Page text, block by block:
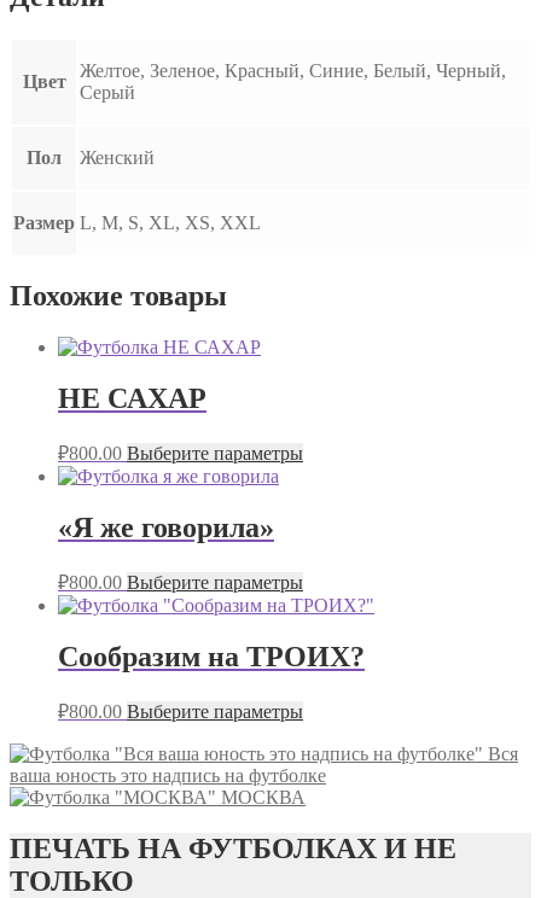
Цвет
Желтое, Зеленое, Красный, Синие, Белый, Черный,
Серый
Пол Женский
Размер L, M, S, XL, XS, XXL
Похожие товары
НЕ САХАР
₽800.00 Выберите параметры
«Я же говорила»
₽800.00 Выберите параметры
Сообразим на ТРОИХ?
₽800.00 Выберите параметры
Вся
ваша юность это надпись на футболке
МОСКВА
ПЕЧАТЬ НА ФУТБОЛКАХ И НЕ
ТОЛЬКО